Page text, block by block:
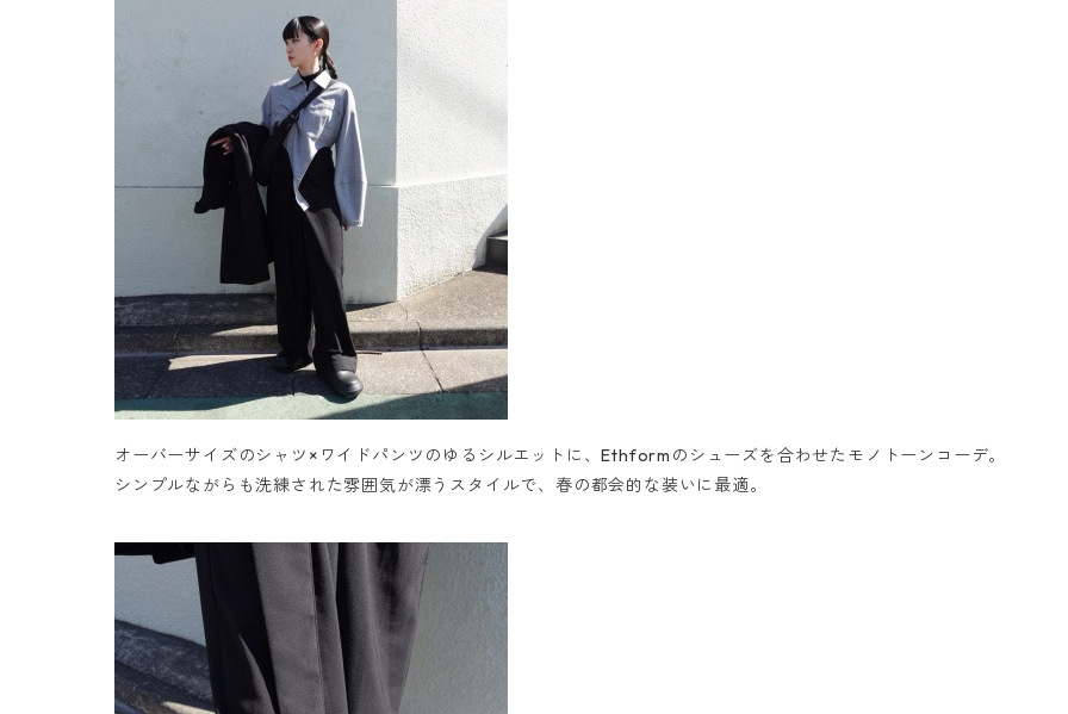
オーバーサイズのシャツ×ワイドパンツのゆるシルエットに、Ethformのシューズを合わせたモノトーンコーデ。
シンプルながらも洗練された雰囲気が漂うスタイルで、春の都会的な装いに最適。